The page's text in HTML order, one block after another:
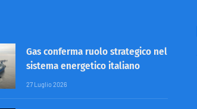
Gas conferma ruolo strategico nel
sistema energetico italiano
27 Luglio 2026